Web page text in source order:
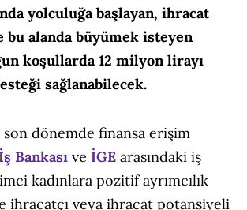
yolculuğa başlayan, ihracat
bu alanda büyümek isteyen
koşullarda 12 milyon lirayı
sağlanabilecek.
son dönemde finansa erişim
İş Bankası ve İGE arasındaki iş
kadınlara pozitif ayrımcılık
ihracatçı veya ihracat potansiyeli